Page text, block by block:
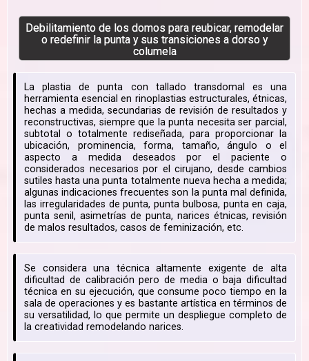
Debilitamiento de los domos para reubicar, remodelar
o redefinir la punta y sus transiciones a dorso y
columela
La plastia de punta con tallado transdomal es una
herramienta esencial en rinoplastias estructurales, étnicas,
hechas a medida, secundarias de revisión de resultados y
reconstructivas, siempre que la punta necesita ser parcial,
subtotal o totalmente rediseñada, para proporcionar la
ubicación, prominencia, forma, tamaño, ángulo o el
aspecto a medida deseados por el paciente o
considerados necesarios por el cirujano, desde cambios
sutiles hasta una punta totalmente nueva hecha a medida;
algunas indicaciones frecuentes son la punta mal definida,
las irregularidades de punta, punta bulbosa, punta en caja,
punta senil, asimetrías de punta, narices étnicas, revisión
de malos resultados, casos de feminización, etc.
Se considera una técnica altamente exigente de alta
dificultad de calibración pero de media o baja dificultad
técnica en su ejecución, que consume poco tiempo en la
sala de operaciones y es bastante artística en términos de
su versatilidad, lo que permite un despliegue completo de
la creatividad remodelando narices.